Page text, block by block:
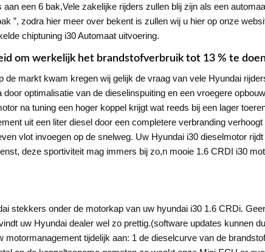
een 6 bak,Vele zakelijke rijders zullen blij zijn als een
”, zodra hier meer over bekent is zullen wij u hier op onze
chiptuning i30 Automaat uitvoering.
om werkelijk het brandstofverbruik tot 13 % te
markt kwam kregen wij gelijk de vraag van vele Hyundai
optimalisatie van de dieselinspuiting en een vroegere
na tuning een hoger koppel krijgt wat reeds bij een lager
uit een liter diesel door een completere verbranding
vlot invoegen op de snelweg. Uw Hyundai i30 dieselmotor
deze sportiviteit mag immers bij zo,n mooie 1.6 CRDI i30
stekkers onder de motorkap van uw hyundai i30 1.6 CRDi.
uw Hyundai dealer wel zo prettig.(software updates kunnen
tijdelijk aan: 1 de dieselcurve van de